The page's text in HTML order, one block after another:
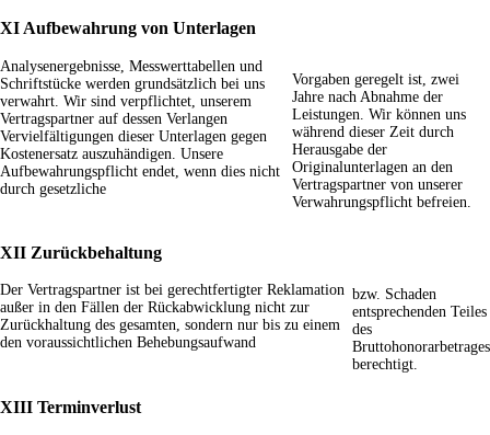
XI Aufbewahrung von Unterlagen
Analysenergebnisse, Messwerttabellen und
Schriftstücke werden grundsätzlich bei uns
verwahrt. Wir sind verpflichtet, unserem
Vertragspartner auf dessen Verlangen
Vervielfältigungen dieser Unterlagen gegen
Kostenersatz auszuhändigen. Unsere
Aufbewahrungspflicht endet, wenn dies nicht
durch gesetzliche
Vorgaben geregelt ist, zwei
Jahre nach Abnahme der
Leistungen. Wir können uns
während dieser Zeit durch
Herausgabe der
Originalunterlagen an den
Vertragspartner von unserer
Verwahrungspflicht befreien.
XII Zurückbehaltung
Der Vertragspartner ist bei gerechtfertigter Reklamation
außer in den Fällen der Rückabwicklung nicht zur
Zurückhaltung des gesamten, sondern nur bis zu einem
den voraussichtlichen Behebungsaufwand
bzw. Schaden
entsprechenden Teiles
des
Bruttohonorarbetrages
berechtigt.
XIII Terminverlust